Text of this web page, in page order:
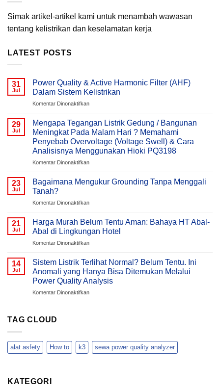
Simak artikel-artikel kami untuk menambah wawasan
tentang kelistrikan dan keselamatan kerja
LATEST POSTS
31
Jul
Power Quality & Active Harmonic Filter (AHF)
Dalam Sistem Kelistrikan
Komentar Dinonaktifkanpada
Quality
&
Active
Harmonic
Filter
(AHF)
Sistem
Kelistrikan
29
Jul
Mengapa Tegangan Listrik Gedung / Bangunan
Meningkat Pada Malam Hari ? Memahami
Penyebab Overvoltage (Voltage Swell) & Cara
Analisisnya Menggunakan Hioki PQ3198
Komentar Dinonaktifkanpada
Tegangan
Listrik
/
Meningkat
Pada
Malam
Hari
Memahami
Penyebab
Overvoltage
Swell)
PQ3198
23
Jul
Bagaimana Mengukur Grounding Tanpa Menggali
Tanah?
Komentar Dinonaktifkanpada
Mengukur
Grounding
Tanpa
Menggali
21
Jul
Harga Murah Belum Tentu Aman: Bahaya HT Abal-
Abal di Lingkungan Hotel
Komentar Dinonaktifkanpada
Murah
Tentu
Aman:
Bahaya
Hotel
14
Jul
Sistem Listrik Terlihat Normal? Belum Tentu. Ini
Anomali yang Hanya Bisa Ditemukan Melalui
Power Quality Analysis
Komentar Dinonaktifkanpada
Tentu.
TAG CLOUD
alat asfety How to k3 sewa power quality analyzer
KATEGORI